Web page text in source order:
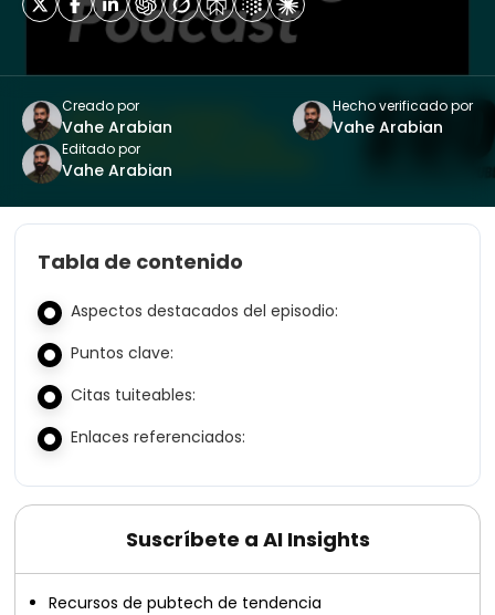
Creado por
Vahe Arabian
Hecho verificado por
Vahe Arabian
Editado por
Vahe Arabian
Tabla de contenido
Aspectos destacados del episodio:
Puntos clave:
Citas tuiteables:
Enlaces referenciados:
Suscríbete a AI Insights
Recursos de pubtech de tendencia